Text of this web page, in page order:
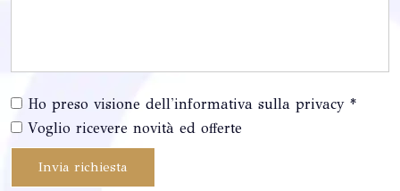
Ho preso visione dell'informativa sulla privacy *
Voglio ricevere novità ed offerte
Invia richiesta